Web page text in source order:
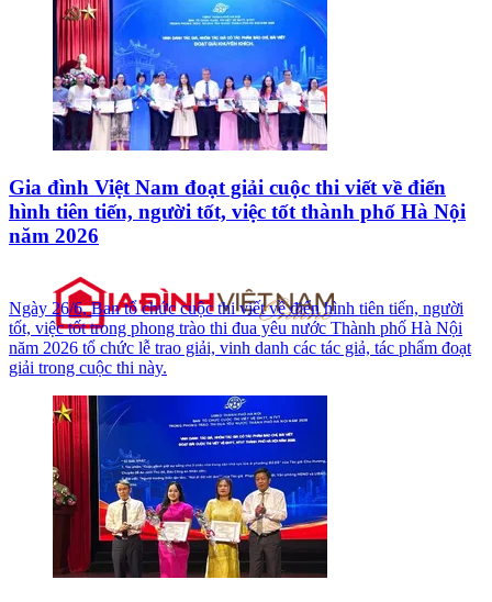
Gia đình Việt Nam đoạt giải cuộc thi viết về điển
hình tiên tiến, người tốt, việc tốt thành phố Hà Nội
năm 2026
Ngày 26/6, Ban tổ chức cuộc thi viết về điển hình tiên tiến, người
tốt, việc tốt trong phong trào thi đua yêu nước Thành phố Hà Nội
năm 2026 tổ chức lễ trao giải, vinh danh các tác giả, tác phẩm đoạt
giải trong cuộc thi này.